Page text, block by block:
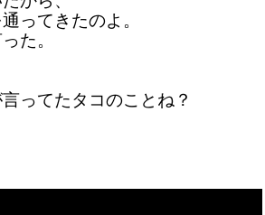
ってきたのよ。
た。
ってたタコのことね？